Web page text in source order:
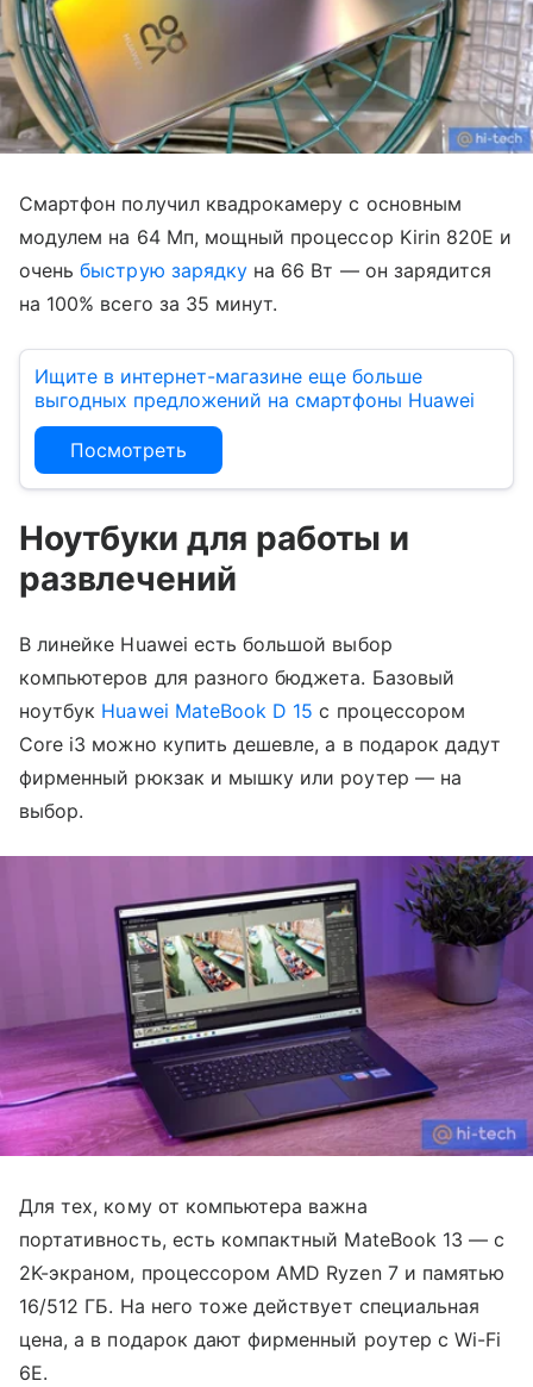
Смартфон получил квадрокамеру с основным
модулем на 64 Мп, мощный процессор Kirin 820E и
оченьбыструю зарядку на 66 Вт — он зарядится
на 100% всего за 35 минут.
Ищите в интернет-магазине еще больше
выгодных предложений на смартфоны Huawei
Посмотреть
Ноутбуки для работы и
развлечений
В линейке Huawei есть большой выбор
компьютеров для разного бюджета. Базовый
ноутбук Huawei MateBook D 15 с процессором
Core i3 можно купить дешевле, а в подарок дадут
фирменный рюкзак и мышку или роутер — на
выбор.
Для тех, кому от компьютера важна
портативность, есть компактный MateBook 13 — с
2K-экраном, процессором AMD Ryzen 7 и памятью
16/512 ГБ. На него тоже действует специальная
цена, а в подарок дают фирменный роутер с Wi-Fi
6E.